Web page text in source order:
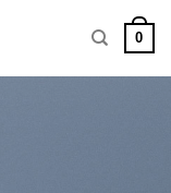
0